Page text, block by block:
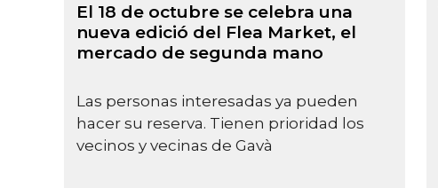
El 18 de octubre se celebra una
nueva edició del Flea Market, el
mercado de segunda mano
Las personas interesadas ya pueden
hacer su reserva. Tienen prioridad los
vecinos y vecinas de Gavà